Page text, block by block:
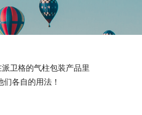
卫格的气柱包装产品里
各自的用法！